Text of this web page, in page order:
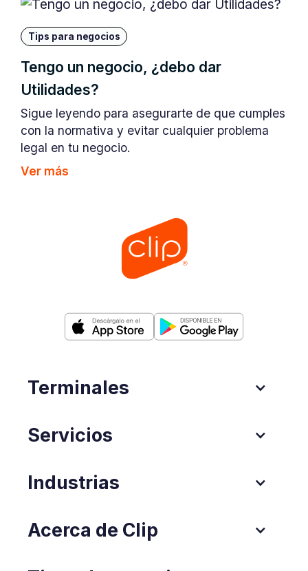
Tips para negocios
Tengo un negocio, ¿debo dar
Utilidades?
Sigue leyendo para asegurarte de que cumples
con la normativa y evitar cualquier problema
legal en tu negocio.
Ver más
Terminales
Servicios
Industrias
Acerca de Clip